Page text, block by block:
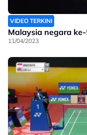
VIDEO TERKINI
Malaysia negara
11/04/2023